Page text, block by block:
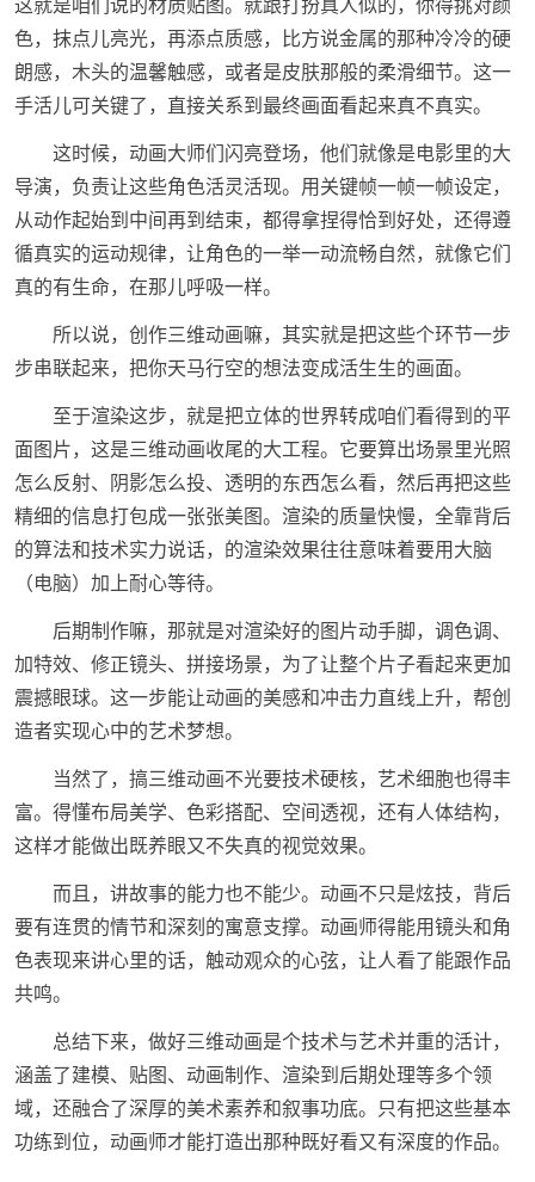
这就是咱们说的材质贴图。就跟打扮真人似的，你得挑对颜
色，抹点儿亮光，再添点质感，比方说金属的那种冷冷的硬
朗感，木头的温馨触感，或者是皮肤那般的柔滑细节。这一
手活儿可关键了，直接关系到最终画面看起来真不真实。
这时候，动画大师们闪亮登场，他们就像是电影里的大
导演，负责让这些角色活灵活现。用关键帧一帧一帧设定，
从动作起始到中间再到结束，都得拿捏得恰到好处，还得遵
循真实的运动规律，让角色的一举一动流畅自然，就像它们
真的有生命，在那儿呼吸一样。
所以说，创作三维动画嘛，其实就是把这些个环节一步
步串联起来，把你天马行空的想法变成活生生的画面。
至于渲染这步，就是把立体的世界转成咱们看得到的平
面图片，这是三维动画收尾的大工程。它要算出场景里光照
怎么反射、阴影怎么投、透明的东西怎么看，然后再把这些
精细的信息打包成一张张美图。渲染的质量快慢，全靠背后
的算法和技术实力说话，的渲染效果往往意味着要用大脑
（电脑）加上耐心等待。
后期制作嘛，那就是对渲染好的图片动手脚，调色调、
加特效、修正镜头、拼接场景，为了让整个片子看起来更加
震撼眼球。这一步能让动画的美感和冲击力直线上升，帮创
造者实现心中的艺术梦想。
当然了，搞三维动画不光要技术硬核，艺术细胞也得丰
富。得懂布局美学、色彩搭配、空间透视，还有人体结构，
这样才能做出既养眼又不失真的视觉效果。
而且，讲故事的能力也不能少。动画不只是炫技，背后
要有连贯的情节和深刻的寓意支撑。动画师得能用镜头和角
色表现来讲心里的话，触动观众的心弦，让人看了能跟作品
共鸣。
总结下来，做好三维动画是个技术与艺术并重的活计，
涵盖了建模、贴图、动画制作、渲染到后期处理等多个领
域，还融合了深厚的美术素养和叙事功底。只有把这些基本
功练到位，动画师才能打造出那种既好看又有深度的作品。